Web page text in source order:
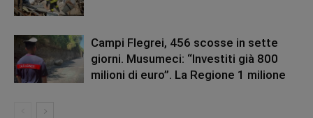
Campi Flegrei, 456 scosse in sette
giorni. Musumeci: “Investiti già 800
milioni di euro”. La Regione 1 milione